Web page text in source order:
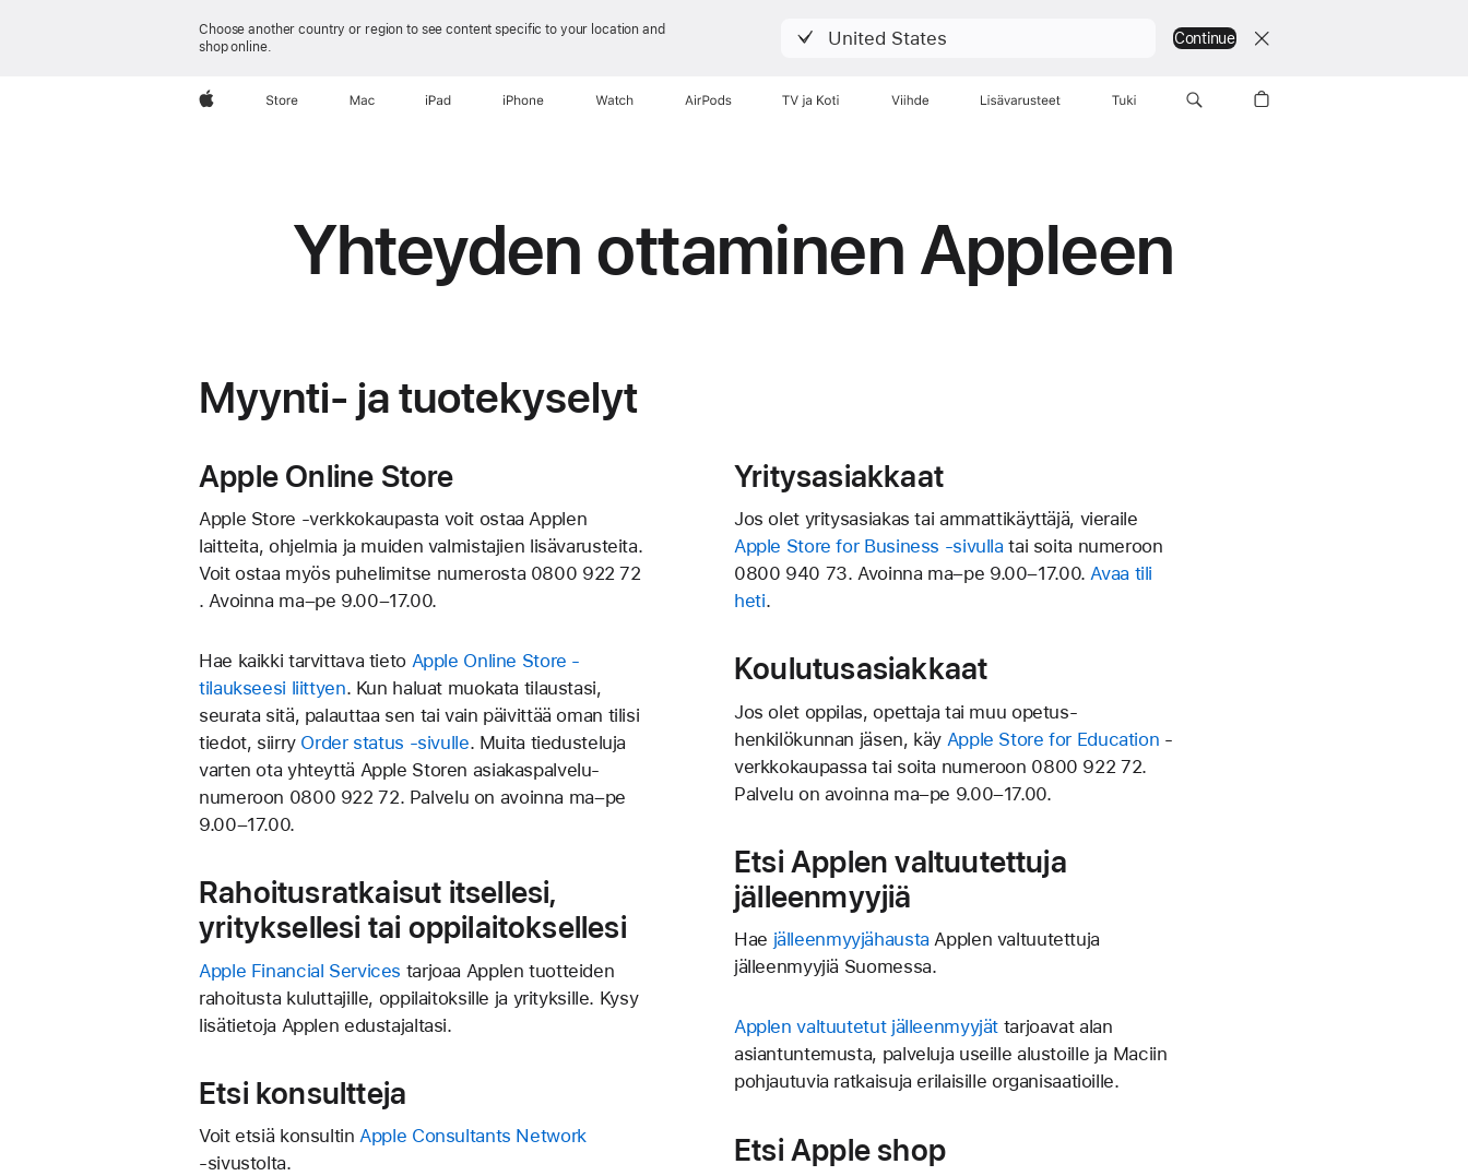
Choose another country or region to see content specific to your location and
shop online.
United States Continue
Apple Store Mac iPad iPhone Watch AirPods TV ja Koti Viihde Lisävarusteet Tuki
Yhteyden ottaminen Appleen
Myynti- jatuotekyselyt
Apple Online Store
Apple Store -verkkokaupasta voit ostaa Applen
laitteita, ohjelmia ja muiden valmistajien lisävarusteita.
Voit ostaa myös puhelimitse numerosta 0800 922 72
. Avoinna ma–pe 9.00–17.00.
Hae kaikki tarvittava tieto Apple Online Store -
tilaukseesi liittyen. Kun haluat muokata tilaustasi,
seurata sitä, palauttaa sen tai vain päivittää oman tilisi
tiedot, siirry Order status -sivulle. Muita tiedusteluja
varten ota yhteyttä Apple Storen asiakas­palvelu­
numeroon 0800 922 72. Palvelu on avoinna ma–pe
9.00–17.00.
Rahoitusratkaisut itsellesi,
yrityksellesi tai oppilaitoksellesi
Apple Financial Services tarjoaa Applen tuotteiden
rahoitusta kuluttajille, oppilaitoksille ja yrityksille. Kysy
lisätietoja Applen edustajaltasi.
Etsi konsultteja
Voit etsiä konsultinApple Consultants Network
‑sivustolta.
Yritysasiakkaat
Jos olet yritysasiakas tai ammattikäyttäjä, vieraile
Apple Store for Business -sivulla tai soita numeroon
0800 940 73. Avoinna ma–pe 9.00–17.00. Avaa tili
heti.
Koulutusasiakkaat
Jos olet oppilas, opettaja tai muu opetus­
henkilökunnan jäsen, käy Apple Store for Education -
verkkokaupassa tai soita numeroon 0800 922 72.
Palvelu on avoinna ma–pe 9.00–17.00.
Etsi Applen valtuutettuja
jälleenmyyjiä
Hae jälleenmyyjähausta Applen valtuutettuja
jälleenmyyjiä Suomessa.
Applen valtuutetut jälleenmyyjät tarjoavat alan
asiantuntemusta, palveluja useille alustoille ja Maciin
pohjautuvia ratkaisuja erilaisille organisaatioille.
Etsi Apple shop